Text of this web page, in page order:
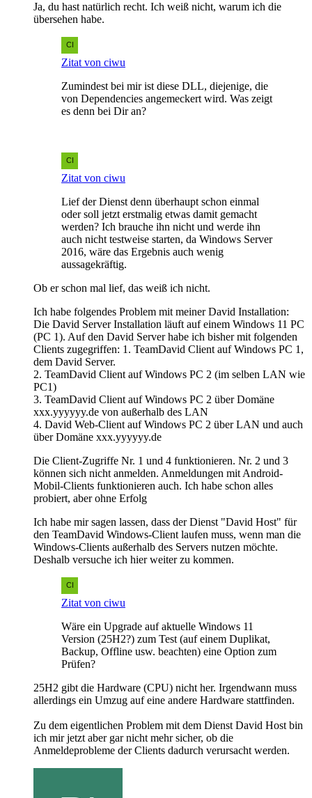
Ja, du hast natürlich recht. Ich weiß nicht, warum ich die
übersehen habe.
Zitat von ciwu
Zumindest bei mir ist diese DLL, diejenige, die
von Dependencies angemeckert wird. Was zeigt
es denn bei Dir an?
Zitat von ciwu
Lief der Dienst denn überhaupt schon einmal
oder soll jetzt erstmalig etwas damit gemacht
werden? Ich brauche ihn nicht und werde ihn
auch nicht testweise starten, da Windows Server
2016, wäre das Ergebnis auch wenig
aussagekräftig.
Ob er schon mal lief, das weiß ich nicht.
Ich habe folgendes Problem mit meiner David Installation:
Die David Server Installation läuft auf einem Windows 11 PC
(PC 1). Auf den David Server habe ich bisher mit folgenden
Clients zugegriffen: 1. TeamDavid Client auf Windows PC 1,
dem David Server.
2. TeamDavid Client auf Windows PC 2 (im selben LAN wie
PC1)
3. TeamDavid Client auf Windows PC 2 über Domäne
xxx.yyyyyy.de von außerhalb des LAN
4. David Web-Client auf Windows PC 2 über LAN und auch
über Domäne xxx.yyyyyy.de
Die Client-Zugriffe Nr. 1 und 4 funktionieren. Nr. 2 und 3
können sich nicht anmelden. Anmeldungen mit Android-
Mobil-Clients funktionieren auch. Ich habe schon alles
probiert, aber ohne Erfolg
Ich habe mir sagen lassen, dass der Dienst "David Host" für
den TeamDavid Windows-Client laufen muss, wenn man die
Windows-Clients außerhalb des Servers nutzen möchte.
Deshalb versuche ich hier weiter zu kommen.
Zitat von ciwu
Wäre ein Upgrade auf aktuelle Windows 11
Version (25H2?) zum Test (auf einem Duplikat,
Backup, Offline usw. beachten) eine Option zum
Prüfen?
25H2 gibt die Hardware (CPU) nicht her. Irgendwann muss
allerdings ein Umzug auf eine andere Hardware stattfinden.
Zu dem eigentlichen Problem mit dem Dienst David Host bin
ich mir jetzt aber gar nicht mehr sicher, ob die
Anmeldeprobleme der Clients dadurch verursacht werden.